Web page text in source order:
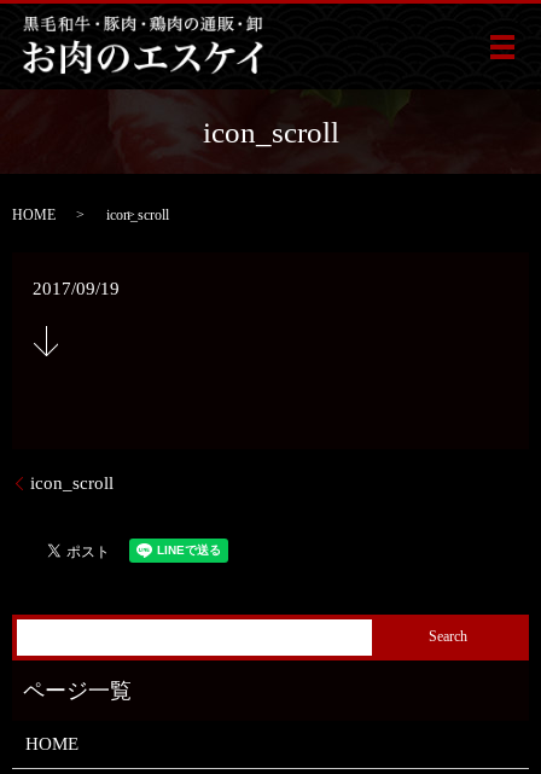
メ
icon_scroll
HOME icon_scroll
2017/09/19
icon_scroll
HOME